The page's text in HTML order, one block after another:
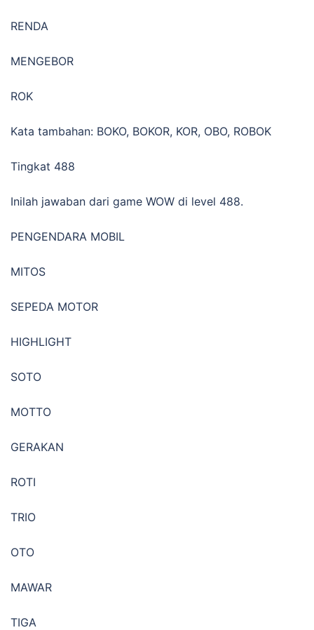
RENDA
MENGEBOR
ROK
Kata tambahan: BOKO, BOKOR, KOR, OBO, ROBOK
Tingkat 488
Inilah jawaban dari game WOW di level 488.
PENGENDARA MOBIL
MITOS
SEPEDA MOTOR
HIGHLIGHT
SOTO
MOTTO
GERAKAN
ROTI
TRIO
OTO
MAWAR
TIGA